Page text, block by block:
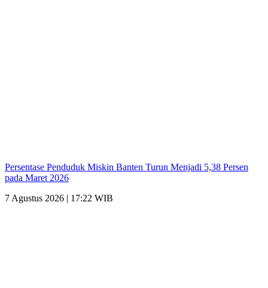
Persentase Penduduk Miskin Banten Turun Menjadi 5,38 Persen
pada Maret 2026
7 Agustus 2026 | 17:22 WIB